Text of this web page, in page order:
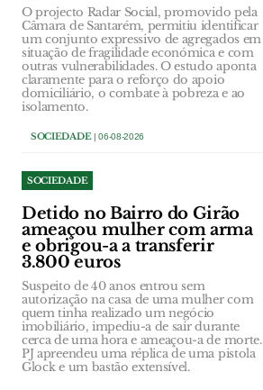
O projecto Radar Social, promovido pela
Câmara de Santarém, permitiu identificar
um conjunto expressivo de agregados em
situação de fragilidade económica e com
outras vulnerabilidades. O estudo aponta
claramente para o reforço do apoio
domiciliário, o combate à pobreza e ao
isolamento.
SOCIEDADE| 06-08-2026
SOCIEDADE
Detido no Bairro do Girão
ameaçou mulher com arma
e obrigou-a a transferir
3.800 euros
Suspeito de 40 anos entrou sem
autorização na casa de uma mulher com
quem tinha realizado um negócio
imobiliário, impediu-a de sair durante
cerca de uma hora e ameaçou-a de morte.
PJ apreendeu uma réplica de uma pistola
Glock e um bastão extensível.